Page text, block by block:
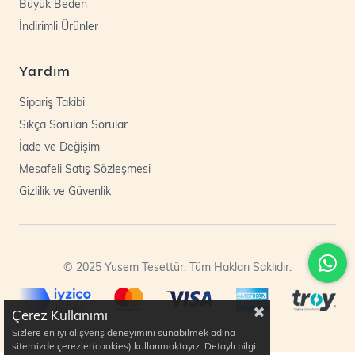
Büyük Beden
İndirimli Ürünler
Yardım
Sipariş Takibi
Sıkça Sorulan Sorular
İade ve Değişim
Mesafeli Satış Sözleşmesi
Gizlilik ve Güvenlik
© 2025 Yusem Tesettür. Tüm Hakları Saklıdır.
Çerez Kullanımı
Sizlere en iyi alışveriş deneyimini sunabilmek adına
sitemizde çerezler(cookies) kullanmaktayız. Detaylı bilgi